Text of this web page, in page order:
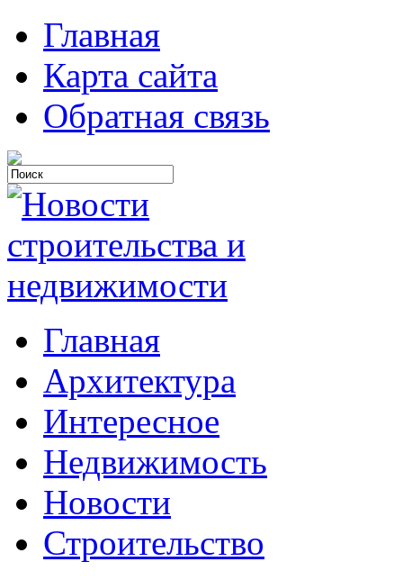
Главная
Карта сайта
Обратная связь
Главная
Архитектура
Интересное
Недвижимость
Новости
Строительство